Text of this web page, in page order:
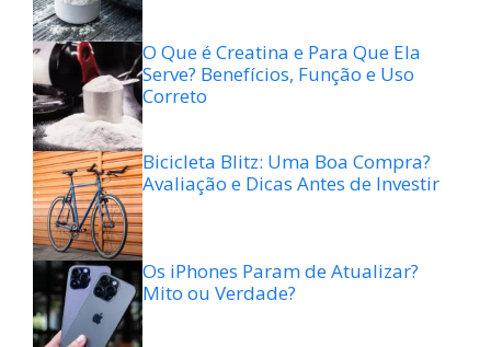
O Que é Creatina e Para Que Ela
Serve? Benefícios, Função e Uso
Correto
Bicicleta Blitz: Uma Boa Compra?
Avaliação e Dicas Antes de Investir
Os iPhones Param de Atualizar?
Mito ou Verdade?